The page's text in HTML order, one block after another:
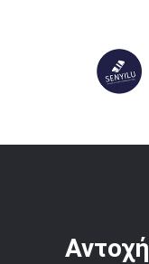
Αρχική Σελίδα